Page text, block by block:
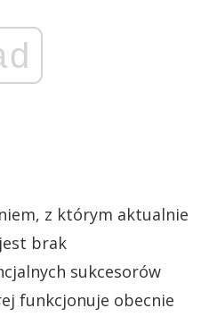
z którym aktualnie
brak
sukcesorów
funkcjonuje obecnie